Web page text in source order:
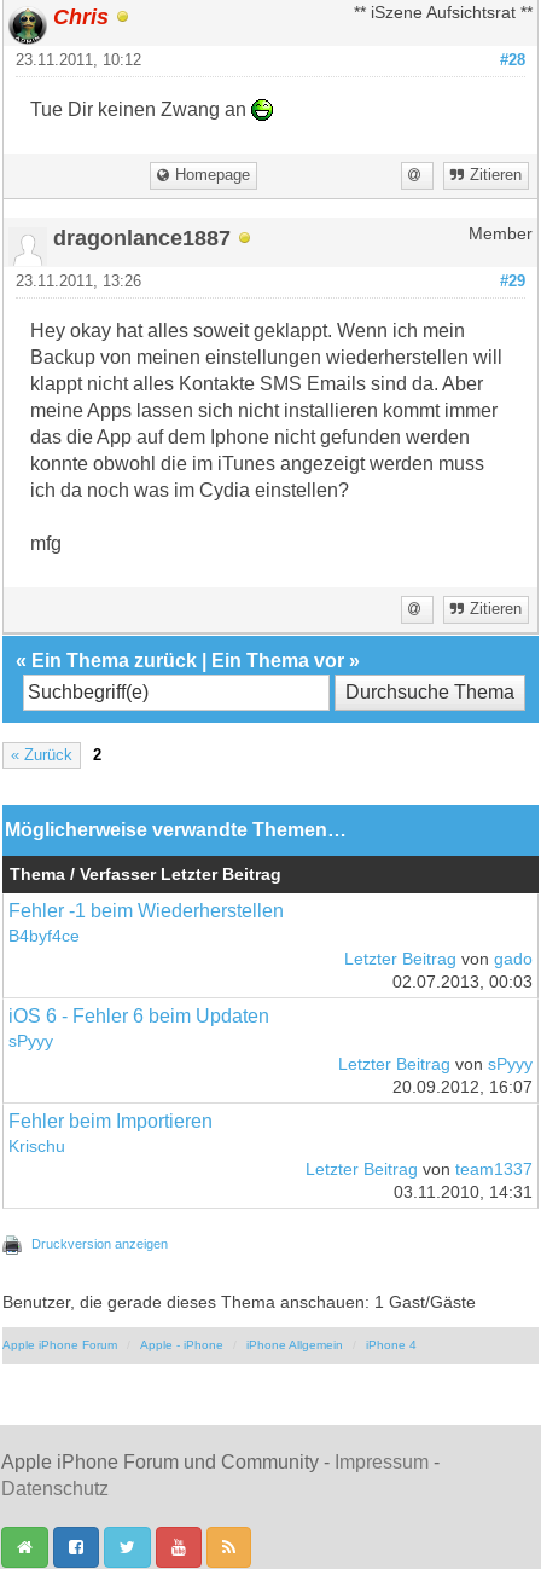
Chris ** iSzene Aufsichtsrat **
#28
23.11.2011, 10:12
Tue Dir keinen Zwang an
Homepage Zitieren
dragonlance1887 Member
#29
23.11.2011, 13:26
Hey okay hat alles soweit geklappt. Wenn ich mein
Backup von meinen einstellungen wiederherstellen will
klappt nicht alles Kontakte SMS Emails sind da. Aber
meine Apps lassen sich nicht installieren kommt immer
das die App auf dem Iphone nicht gefunden werden
konnte obwohl die im iTunes angezeigt werden muss
ich da noch was im Cydia einstellen?
mfg
Zitieren
« Ein Thema zurück Ein Thema vor »
« Zurück 2
Möglicherweise verwandte Themen…
Thema / Verfasser Letzter Beitrag
Fehler -1 beim Wiederherstellen
B4byf4ce
Letzter Beitrag von gado
02.07.2013, 00:03
iOS 6 - Fehler 6 beim Updaten
sPyyy
Letzter Beitrag von sPyyy
20.09.2012, 16:07
Fehler beim Importieren
Krischu
Letzter Beitrag von team1337
03.11.2010, 14:31
Druckversion anzeigen
Benutzer, die gerade dieses Thema anschauen: 1 Gast/Gäste
Apple iPhone Forum Apple - iPhone iPhone Allgemein iPhone 4
Apple iPhone Forum und Community - Impressum -
Datenschutz